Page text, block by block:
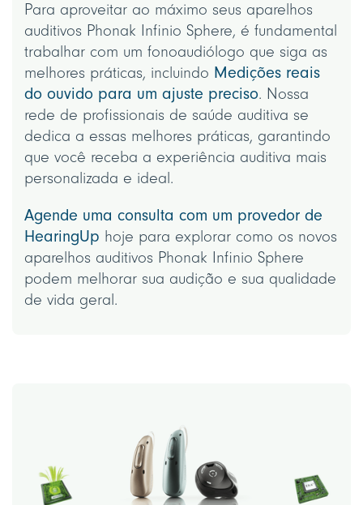
Para aproveitar ao máximo seus aparelhos
auditivos Phonak Infinio Sphere, é fundamental
trabalhar com um fonoaudiólogo que siga as
melhores práticas, incluindo Medições reais
do ouvido para um ajuste preciso. Nossa
rede de profissionais de saúde auditiva se
dedica a essas melhores práticas, garantindo
que você receba a experiência auditiva mais
personalizada e ideal.
Agende uma consulta com um provedor de
HearingUp hoje para explorar como os novos
aparelhos auditivos Phonak Infinio Sphere
podem melhorar sua audição e sua qualidade
de vida geral.